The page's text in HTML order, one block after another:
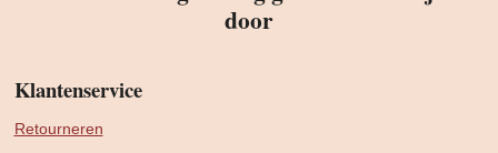
door
Klantenservice
Retourneren